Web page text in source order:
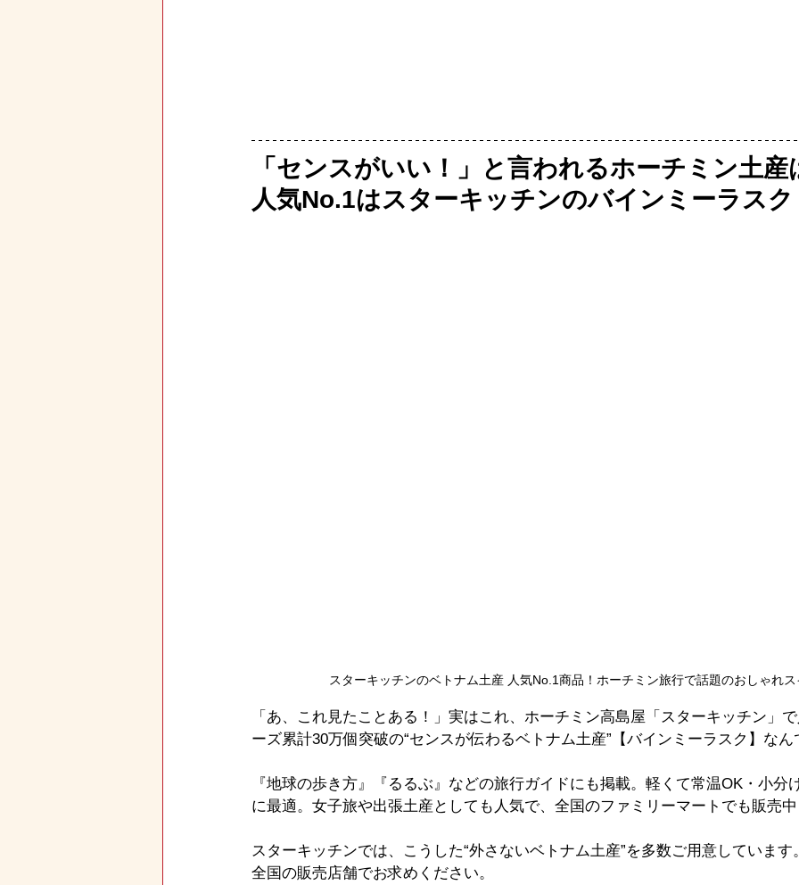
「センスがいい！」と言われるホーチミン土産
人気No.1はスターキッチンのバインミーラスク
スターキッチンのベトナム土産 人気No.1商品！ホーチミン旅行で話題のおしゃれ
「あ、これ見たことある！」実はこれ、ホーチミン高島屋「スターキッチン」
ーズ累計30万個突破の“センスが伝わるベトナム土産”【バインミーラスク】なん
『地球の歩き方』『るるぶ』などの旅行ガイドにも掲載。軽くて常温OK・小分
に最適。女子旅や出張土産としても人気で、全国のファミリーマートでも販売
スターキッチンでは、こうした“外さないベトナム土産”を多数ご用意していま
全国の販売店舗でお求めください。